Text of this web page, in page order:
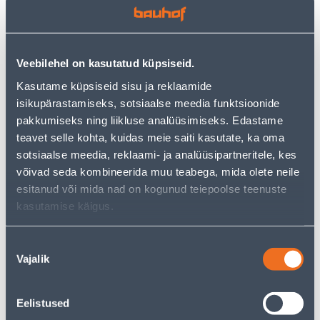
Veebilehel on kasutatud küpsiseid.
Kasutame küpsiseid sisu ja reklaamide
isikupärastamiseks, sotsiaalse meedia funktsioonide
pakkumiseks ning liikluse analüüsimiseks. Edastame
teavet selle kohta, kuidas meie saiti kasutate, ka oma
sotsiaalse meedia, reklaami- ja analüüsipartneritele, kes
võivad seda kombineerida muu teabega, mida olete neile
esitanud või mida nad on kogunud teiepoolse teenuste
kasutamise käigus.
valik
Vajalik
Eelistused
для
21 .66 €
для
Э-ЦЕНА
LOKITANGID REMINGTON
CI5538 E51 PRO BIG CURL
21.66 €
Э-ЦЕНА
LOKITANGID REMINGTON